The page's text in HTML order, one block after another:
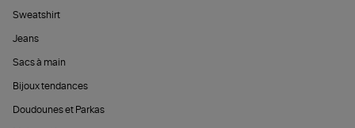
Sweatshirt
Jeans
Sacs à main
Bijoux tendances
Doudounes et Parkas